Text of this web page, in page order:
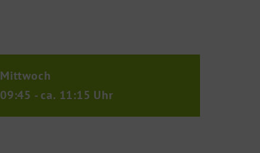
Mittwoch
09:45 - ca. 11:15 Uhr